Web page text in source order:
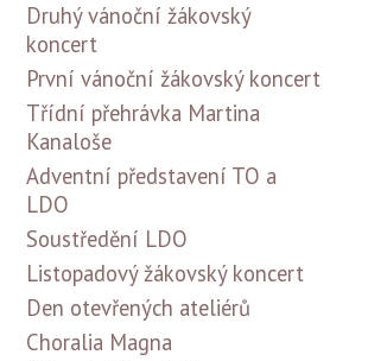
Druhý vánoční žákovský
koncert
První vánoční žákovský koncert
Třídní přehrávka Martina
Kanaloše
Adventní představení TO a
LDO
Soustředění LDO
Listopadový žákovský koncert
Den otevřených ateliérů
Choralia Magna